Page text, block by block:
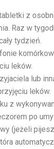
z
Raz w
tydzień.
leków.
lub
leków.
z
po
(jeżeli